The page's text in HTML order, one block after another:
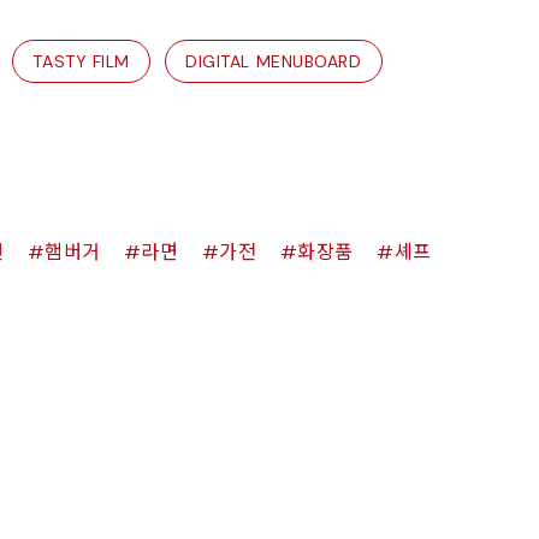
TASTY FILM DIGITAL MENUBOARD
햄버거 라면 가전 화장품 셰프